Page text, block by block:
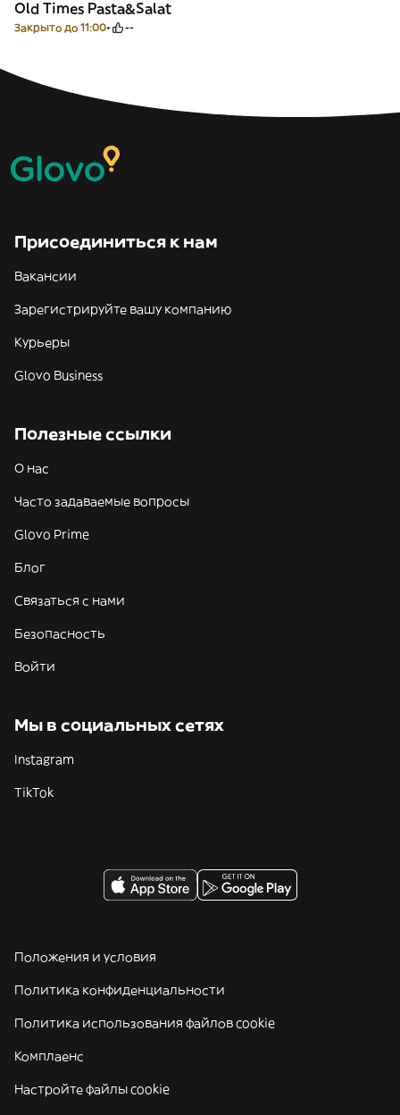
Old Times Pasta&Salat
Закрыто до 11:00 --
Присоединиться к нам
Вакансии
Зарегистрируйте вашу компанию
Курьеры
Glovo Business
Полезные ссылки
О нас
Часто задаваемые вопросы
Glovo Prime
Блог
Связаться с нами
Безопасность
Войти
Мы в социальных сетях
Instagram
TikTok
Положения и условия
Политика конфиденциальности
Политика использования файлов cookie
Комплаенс
Настройте файлы cookie